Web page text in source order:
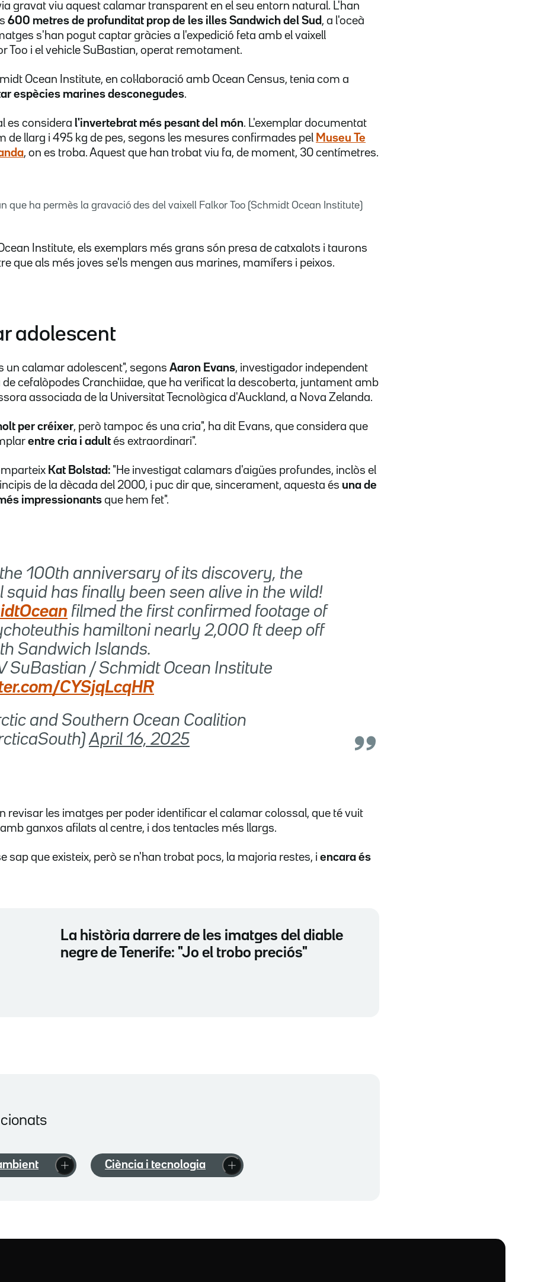
gravat viu aquest calamar transparent en el seu entorn natural. L'han
600 metres de profunditat prop de les illes Sandwich del Sud , a l'oceà
s'han pogut captar gràcies a l'expedició feta amb el vaixell
Too i el vehicle SuBastian, operat remotament.
Ocean Institute, en col·laboració amb Ocean Census, tenia com a
espècies marines desconegudes.
es considera l'invertebrat més pesant del món. L'exemplar documentat
de llarg i 495 kg de pes, segons les mesures confirmades pel Museu Te
, on es troba. Aquest que han trobat viu fa, de moment, 30 centímetres.
que ha permès la gravació des del vaixell Falkor Too (Schmidt Ocean Institute)
Institute, els exemplars més grans són presa de catxalots i taurons
que als més joves se'ls mengen aus marines, mamífers i peixos.
adolescent
un calamar adolescent", segons Aaron Evans, investigador independent
de cefalòpodes Cranchiidae, que ha verificat la descoberta, juntament amb
associada de la Universitat Tecnològica d'Auckland, a Nova Zelanda.
per créixer, però tampoc és una cria", ha dit Evans, que considera que
entre cria i adult és extraordinari".
Kat Bolstad: "He investigat calamars d'aigües profundes, inclòs el
de la dècada del 2000, i puc dir que, sincerament, aquesta és una de
impressionants que hem fet".
100th anniversary of its discovery, the
squid has finally been seen alive in the wild!
filmed the first confirmed footage of
hamiltoni nearly 2,000 ft deep off
Sandwich Islands.
SuBastian / Schmidt Ocean Institute
CYSjqLcqHR
and Southern Ocean Coalition
April 16, 2025
revisar les imatges per poder identificar el calamar colossal, que té vuit
ganxos afilats al centre, i dos tentacles més llargs.
sap que existeix, però se n'han trobat pocs, la majoria restes, i encara és
La història darrere de les imatges del diable
negre de Tenerife: "Jo el trobo preciós"
Ciència i tecnologia